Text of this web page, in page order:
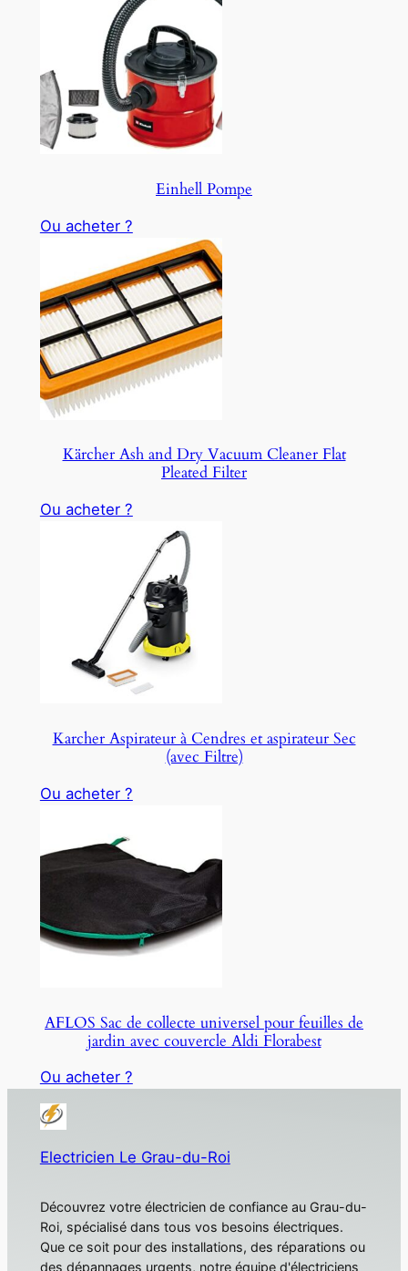
Einhell Pompe
Ou acheter ?
Kärcher Ash and Dry Vacuum Cleaner Flat
Pleated Filter
Ou acheter ?
Karcher Aspirateur à Cendres et aspirateur Sec
(avec Filtre)
Ou acheter ?
AFLOS Sac de collecte universel pour feuilles de
jardin avec couvercle Aldi Florabest
Ou acheter ?
Electricien Le Grau-du-Roi
Découvrez votre électricien de confiance au Grau-du-
Roi, spécialisé dans tous vos besoins électriques.
Que ce soit pour des installations, des réparations ou
des dépannages urgents, notre équipe d'électriciens